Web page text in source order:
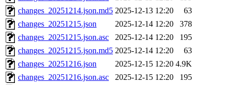
changes_20251214.json.md5 2025-12-13 12:20
63
changes_20251215.json
2025-12-14 12:20
378
changes_20251215.json.asc
2025-12-14 12:20
195
changes_20251215.json.md5 2025-12-14 12:20
63
changes_20251216.json
2025-12-15 12:20 4.9K
changes_20251216.json.asc
2025-12-15 12:20
195